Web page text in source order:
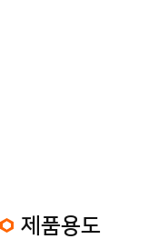
제품용도